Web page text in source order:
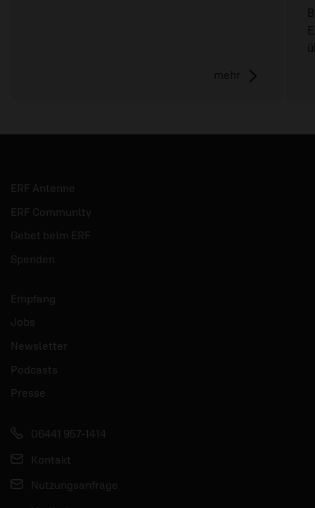
mehr
ERF Antenne
ERF Community
Gebet beim ERF
Spenden
Empfang
Jobs
Newsletter
Podcasts
Presse
06441 957-1414
Kontakt
Nutzungsanfrage